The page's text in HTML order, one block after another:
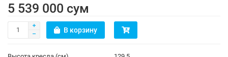
5 539 000 сум
В корзину